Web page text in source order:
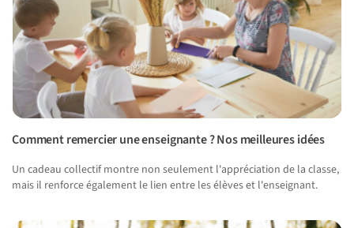
Comment remercier une enseignante ? Nos meilleures idées
Un cadeau collectif montre non seulement l'appréciation de la classe,
mais il renforce également le lien entre les élèves et l'enseignant.